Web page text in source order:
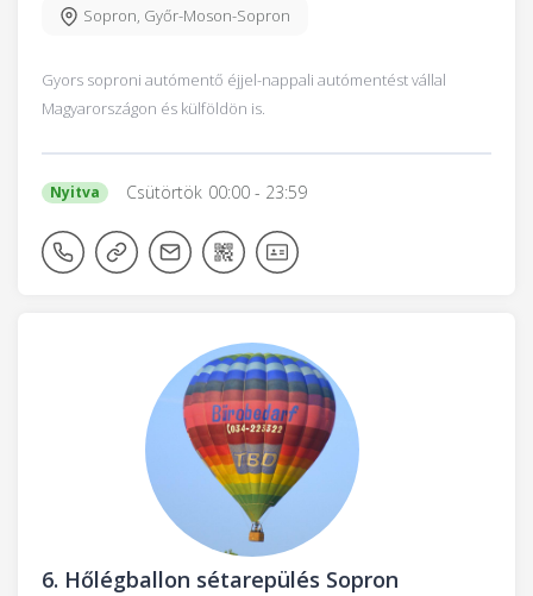
Sopron, Győr-Moson-Sopron
Gyors soproni autómentő éjjel-nappali autómentést vállal
Magyarországon és külföldön is.
Nyitva Csütörtök 00:00 - 23:59
6. Hőlégballon sétarepülés Sopron